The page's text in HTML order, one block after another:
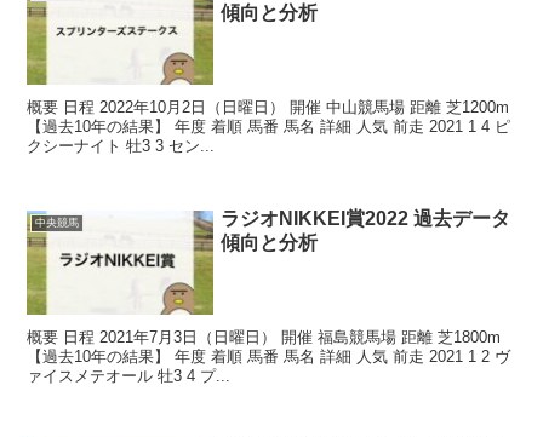
傾向と分析
概要 日程 2022年10月2日（日曜日） 開催 中山競馬場 距離 芝1200m
【過去10年の結果】 年度 着順 馬番 馬名 詳細 人気 前走 2021 1 4 ピ
クシーナイト 牡3 3 セン...
中央競馬
ラジオNIKKEI賞2022 過去データ
傾向と分析
概要 日程 2021年7月3日（日曜日） 開催 福島競馬場 距離 芝1800m
【過去10年の結果】 年度 着順 馬番 馬名 詳細 人気 前走 2021 1 2 ヴ
ァイスメテオール 牡3 4 プ...